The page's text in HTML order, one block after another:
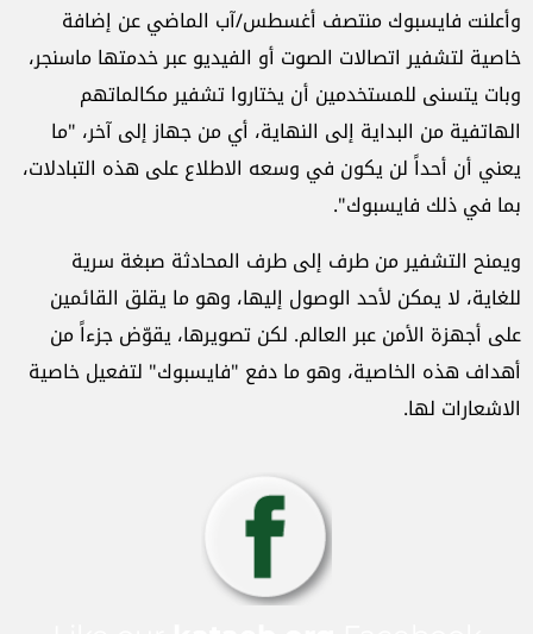
وأعلنت فايسبوك منتصف أغسطس/آب الماضي عن إضافة
خاصية لتشفير اتصالات الصوت أو الفيديو عبر خدمتها ماسنجر،
وبات يتسنى للمستخدمين أن يختاروا تشفير مكالماتهم
الهاتفية من البداية إلى النهاية، أي من جهاز إلى آخر، "ما
يعني أن أحداً لن يكون في وسعه الاطلاع على هذه التبادلات،
بما في ذلك فايسبوك".
ويمنح التشفير من طرف إلى طرف المحادثة صبغة سرية
للغاية، لا يمكن لأحد الوصول إليها، وهو ما يقلق القائمين
على أجهزة الأمن عبر العالم. لكن تصويرها، يقوّض جزءاً من
أهداف هذه الخاصية، وهو ما دفع "فايسبوك" لتفعيل خاصية
الاشعارات لها.